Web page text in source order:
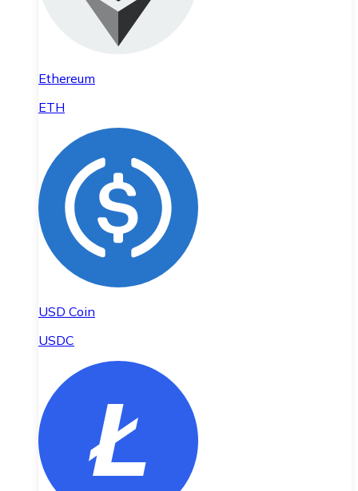
Ethereum
ETH
USD Coin
USDC